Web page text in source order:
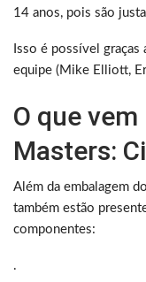
14 anos, pois são
Isso é possível
equipe (Mike Elliott,
O que
Masters:
Além da embalagem
também estão
componentes:
.